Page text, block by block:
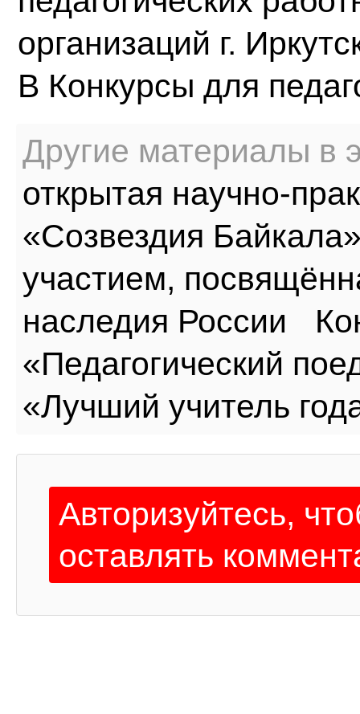
организаций г.
В Конкурсы для
Другие материалы в
открытая научно-
«Созвездия
участием,
наследия России
«Педагогический
«Лучший учитель
Авторизуйтесь,
оставлять